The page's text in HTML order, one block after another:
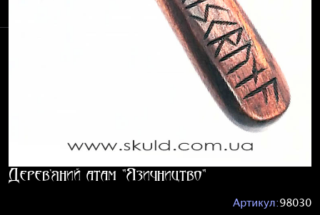
Дерев'яний атам "Язичництво"
Артикул:98030